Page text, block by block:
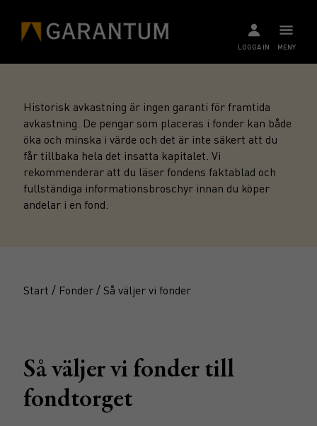
MENY
LOGGA IN
Historisk avkastning är ingen garanti för framtida
avkastning. De pengar som placeras i fonder kan både
öka och minska i värde och det är inte säkert att du
får tillbaka hela det insatta kapitalet. Vi
rekommenderar att du läser fondens faktablad och
fullständiga informationsbroschyr innan du köper
andelar i en fond.
Start / Fonder / Så väljer vi fonder
Så väljer vi fonder till
fondtorget